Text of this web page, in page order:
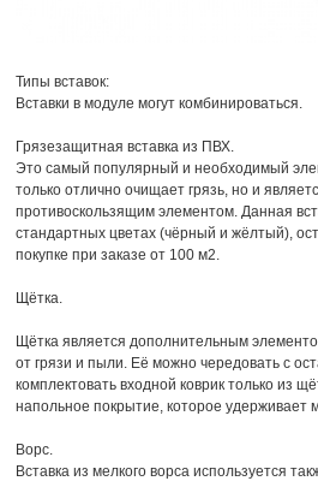
Типы вставок:
Вставки в модуле могут комбинироваться.
Грязезащитная вставка из ПВХ.
Это самый популярный и необходимый
только отлично очищает грязь, но и
противоскользящим элементом. Данная
стандартных цветах (чёрный и жёлтый),
покупке при заказе от 100 м2.
Щётка.
Щётка является дополнительным
от грязи и пыли. Её можно чередовать с
комплектовать входной коврик только из
напольное покрытие, которое удерживает
Ворс.
Вставка из мелкого ворса используется